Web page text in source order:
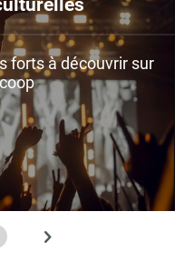
forts à découvrir sur